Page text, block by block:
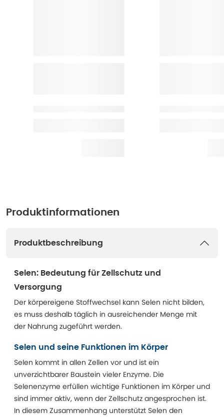
Produktinformationen
Produktbeschreibung
Selen: Bedeutung für Zellschutz und
Versorgung
Der körpereigene Stoffwechsel kann Selen nicht bilden,
es muss deshalb täglich in ausreichender Menge mit
der Nahrung zugeführt werden.
Selen und seine Funktionen im Körper
Selen kommt in allen Zellen vor und ist ein
unverzichtbarer Baustein vieler Enzyme. Die
Selenenzyme erfüllen wichtige Funktionen im Körper und
sind immer aktiv, wenn der Zellschutz angesprochen ist.
In diesem Zusammenhang unterstützt Selen den